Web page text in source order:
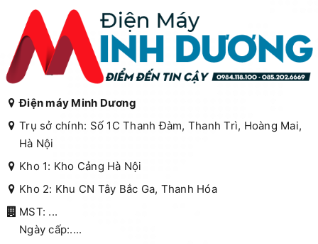
Điện máy Minh Dương
Trụ sở chính: Số 1C Thanh Đàm, Thanh Trì, Hoàng Mai,
Hà Nội
Kho 1: Kho Cảng Hà Nội
Kho 2: Khu CN Tây Bắc Ga, Thanh Hóa
MST: ...
Ngày cấp:....